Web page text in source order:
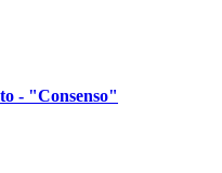
- "Consenso"